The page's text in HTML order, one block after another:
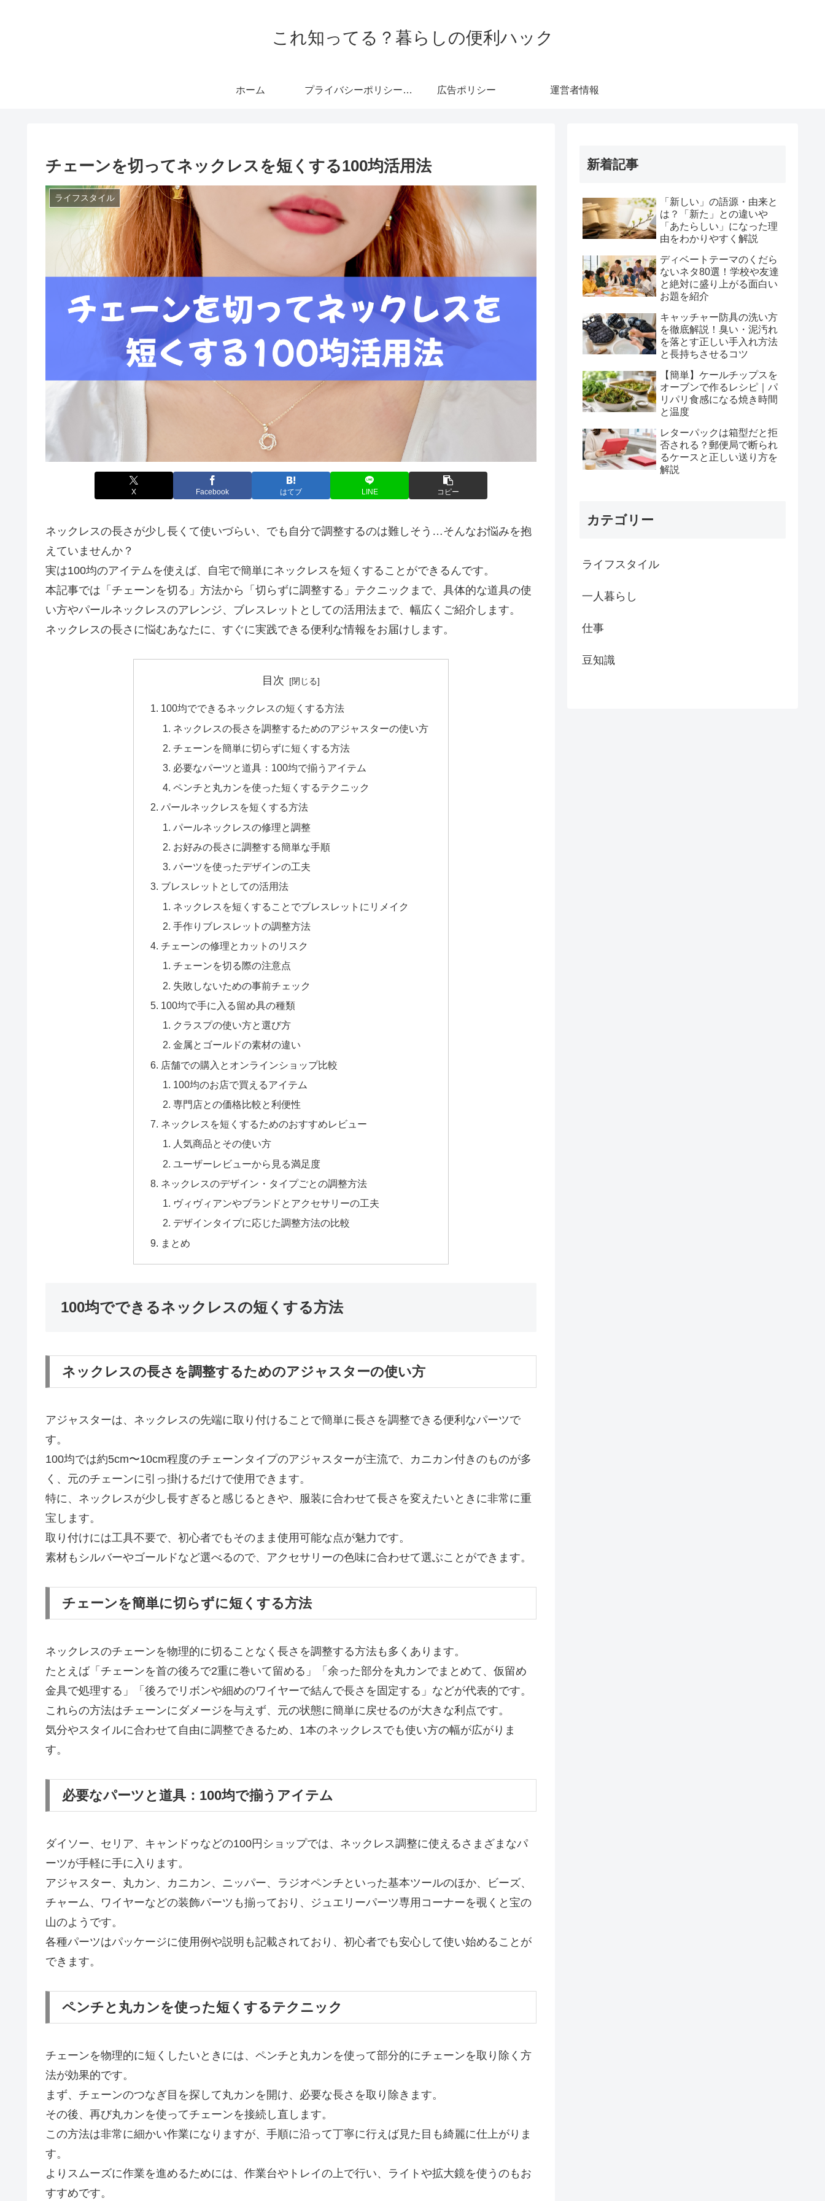
これ知ってる？暮らしの便利ハック
ホーム プライバシーポリシー・免責事項 広告ポリシー 運営者情報
チェーンを切ってネックレスを短くする100均活用法
ライフスタイル
X Facebook はてブ LINE コピー
ネックレスの長さが少し長くて使いづらい、でも自分で調整するのは難しそう…そんなお悩みを抱
えていませんか？
実は100均のアイテムを使えば、自宅で簡単にネックレスを短くすることができるんです。
本記事では「チェーンを切る」方法から「切らずに調整する」テクニックまで、具体的な道具の使
い方やパールネックレスのアレンジ、ブレスレットとしての活用法まで、幅広くご紹介します。
ネックレスの長さに悩むあなたに、すぐに実践できる便利な情報をお届けします。
目次
100均でできるネックレスの短くする方法
ネックレスの長さを調整するためのアジャスターの使い方
チェーンを簡単に切らずに短くする方法
必要なパーツと道具：100均で揃うアイテム
ペンチと丸カンを使った短くするテクニック
パールネックレスを短くする方法
パールネックレスの修理と調整
お好みの長さに調整する簡単な手順
パーツを使ったデザインの工夫
ブレスレットとしての活用法
ネックレスを短くすることでブレスレットにリメイク
手作りブレスレットの調整方法
チェーンの修理とカットのリスク
チェーンを切る際の注意点
失敗しないための事前チェック
100均で手に入る留め具の種類
クラスプの使い方と選び方
金属とゴールドの素材の違い
店舗での購入とオンラインショップ比較
100均のお店で買えるアイテム
専門店との価格比較と利便性
ネックレスを短くするためのおすすめレビュー
人気商品とその使い方
ユーザーレビューから見る満足度
ネックレスのデザイン・タイプごとの調整方法
ヴィヴィアンやブランドとアクセサリーの工夫
デザインタイプに応じた調整方法の比較
まとめ
100均でできるネックレスの短くする方法
ネックレスの長さを調整するためのアジャスターの使い方
アジャスターは、ネックレスの先端に取り付けることで簡単に長さを調整できる便利なパーツで
す。
100均では約5cm〜10cm程度のチェーンタイプのアジャスターが主流で、カニカン付きのものが多
く、元のチェーンに引っ掛けるだけで使用できます。
特に、ネックレスが少し長すぎると感じるときや、服装に合わせて長さを変えたいときに非常に重
宝します。
取り付けには工具不要で、初心者でもそのまま使用可能な点が魅力です。
素材もシルバーやゴールドなど選べるので、アクセサリーの色味に合わせて選ぶことができます。
チェーンを簡単に切らずに短くする方法
ネックレスのチェーンを物理的に切ることなく長さを調整する方法も多くあります。
たとえば「チェーンを首の後ろで2重に巻いて留める」「余った部分を丸カンでまとめて、仮留め
金具で処理する」「後ろでリボンや細めのワイヤーで結んで長さを固定する」などが代表的です。
これらの方法はチェーンにダメージを与えず、元の状態に簡単に戻せるのが大きな利点です。
気分やスタイルに合わせて自由に調整できるため、1本のネックレスでも使い方の幅が広がりま
す。
必要なパーツと道具：100均で揃うアイテム
ダイソー、セリア、キャンドゥなどの100円ショップでは、ネックレス調整に使えるさまざまなパ
ーツが手軽に手に入ります。
アジャスター、丸カン、カニカン、ニッパー、ラジオペンチといった基本ツールのほか、ビーズ、
チャーム、ワイヤーなどの装飾パーツも揃っており、ジュエリーパーツ専用コーナーを覗くと宝の
山のようです。
各種パーツはパッケージに使用例や説明も記載されており、初心者でも安心して使い始めることが
できます。
ペンチと丸カンを使った短くするテクニック
チェーンを物理的に短くしたいときには、ペンチと丸カンを使って部分的にチェーンを取り除く方
法が効果的です。
まず、チェーンのつなぎ目を探して丸カンを開け、必要な長さを取り除きます。
その後、再び丸カンを使ってチェーンを接続し直します。
この方法は非常に細かい作業になりますが、手順に沿って丁寧に行えば見た目も綺麗に仕上がりま
す。
よりスムーズに作業を進めるためには、作業台やトレイの上で行い、ライトや拡大鏡を使うのもお
すすめです。
新着記事
「新しい」の語源・由来と
は？「新た」との違いや
「あたらしい」になった理
由をわかりやすく解説
ディベートテーマのくだら
ないネタ80選！学校や友達
と絶対に盛り上がる面白い
お題を紹介
キャッチャー防具の洗い方
を徹底解説！臭い・泥汚れ
を落とす正しい手入れ方法
と長持ちさせるコツ
【簡単】ケールチップスを
オーブンで作るレシピ｜パ
リパリ食感になる焼き時間
と温度
レターパックは箱型だと拒
否される？郵便局で断られ
るケースと正しい送り方を
解説
カテゴリー
ライフスタイル
一人暮らし
仕事
豆知識